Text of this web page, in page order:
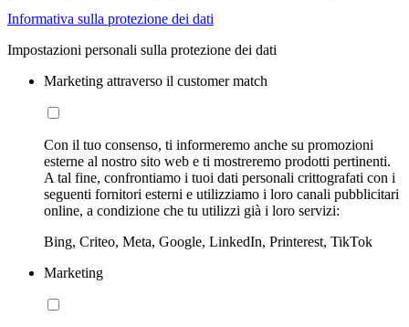
Informativa sulla protezione dei dati
Impostazioni personali sulla protezione dei dati
Marketing attraverso il customer match
Con il tuo consenso, ti informeremo anche su promozioni
esterne al nostro sito web e ti mostreremo prodotti pertinenti.
A tal fine, confrontiamo i tuoi dati personali crittografati con i
seguenti fornitori esterni e utilizziamo i loro canali pubblicitari
online, a condizione che tu utilizzi già i loro servizi:
Bing, Criteo, Meta, Google, LinkedIn, Printerest, TikTok
Marketing